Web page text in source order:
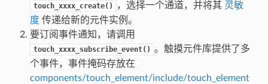
touch_xxxx_create() ，选择一个通道，并将其 灵敏
度 传递给新的元件实例。
要订阅事件通知，请调用
touch_xxxx_subscribe_event() 。触摸元件库提供了多
个事件，事件掩码存放在
components/touch_element/include/touch_element